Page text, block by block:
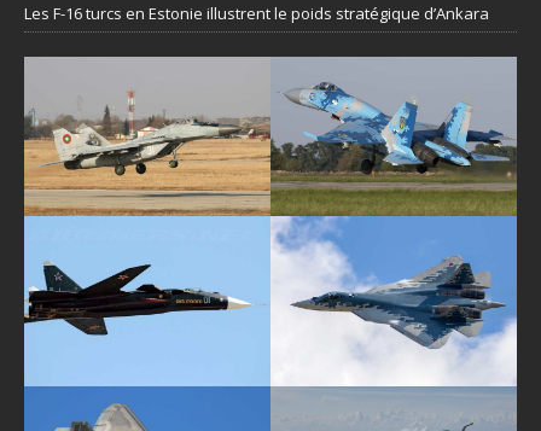
Les F-16 turcs en Estonie illustrent le poids stratégique d’Ankara